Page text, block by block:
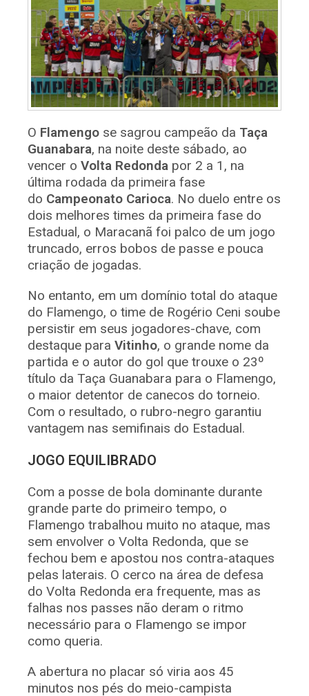
O Flamengo se sagrou campeão da Taça
Guanabara, na noite deste sábado, ao
vencer o Volta Redonda por 2 a 1, na
última rodada da primeira fase
do Campeonato Carioca. No duelo entre os
dois melhores times da primeira fase do
Estadual, o Maracanã foi palco de um jogo
truncado, erros bobos de passe e pouca
criação de jogadas.
No entanto, em um domínio total do ataque
do Flamengo, o time de Rogério Ceni soube
persistir em seus jogadores-chave, com
destaque para Vitinho, o grande nome da
partida e o autor do gol que trouxe o 23º
título da Taça Guanabara para o Flamengo,
o maior detentor de canecos do torneio.
Com o resultado, o rubro-negro garantiu
vantagem nas semifinais do Estadual.
JOGO EQUILIBRADO
Com a posse de bola dominante durante
grande parte do primeiro tempo, o
Flamengo trabalhou muito no ataque, mas
sem envolver o Volta Redonda, que se
fechou bem e apostou nos contra-ataques
pelas laterais. O cerco na área de defesa
do Volta Redonda era frequente, mas as
falhas nos passes não deram o ritmo
necessário para o Flamengo se impor
como queria.
A abertura no placar só viria aos 45
minutos nos pés do meio-campista